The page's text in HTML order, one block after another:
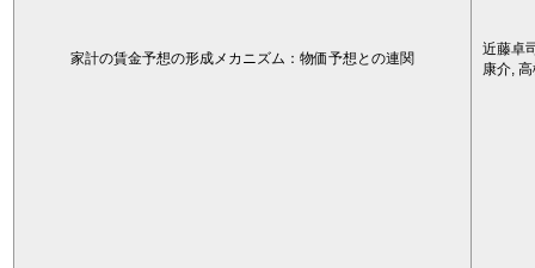
家計の賃金予想の形成メカニズム：物価予想との連関
近藤卓
康介,